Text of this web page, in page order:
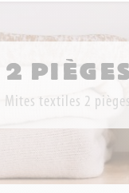
Mites textiles 2